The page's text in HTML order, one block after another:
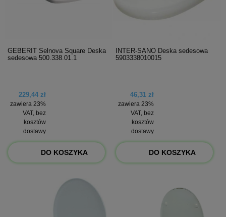
GEBERIT Selnova Square Deska
sedesowa 500.338.01.1
229,44 zł
zawiera 23%
VAT, bez
kosztów
dostawy
DO KOSZYKA
INTER-SANO Deska sedesowa
5903338010015
46,31 zł
zawiera 23%
VAT, bez
kosztów
dostawy
DO KOSZYKA